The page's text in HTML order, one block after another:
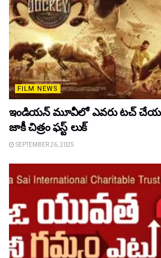
FILM NEWS
ఇండియన్ మూవీలో ఎవరు టచ్
జాకీ చిత్రం ఫస్ట్ లుక్
SEPTEMBER 26, 2025